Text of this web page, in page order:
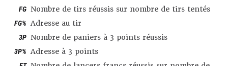
FG Nombre de tirs réussis sur nombre de tirs tentés
FG% Adresse au tir
3P Nombre de paniers à 3 points réussis
3P% Adresse à 3 points